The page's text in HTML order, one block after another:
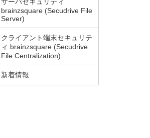
brainzsquare (Secudrive File
Server)
クライアント端末セキュリテ
ィ brainzsquare (Secudrive
File Centralization)
新着情報